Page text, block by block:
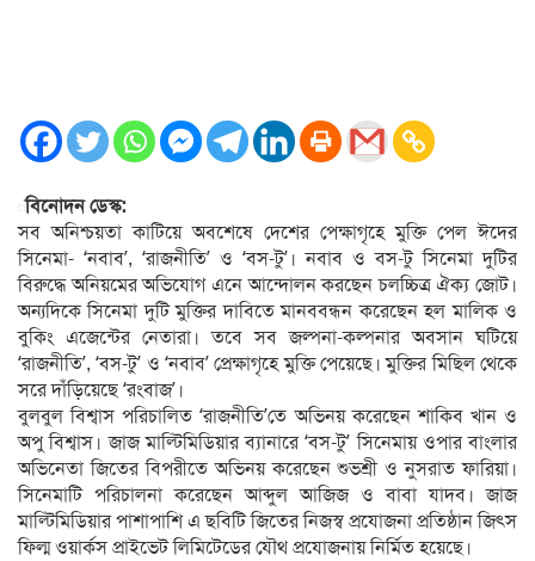
বিনোদন ডেস্ক:
সব অনিশ্চয়তা কাটিয়ে অবশেষে দেশের পেক্ষাগৃহে মুক্তি পেল ঈদের
সিনেমা- ‘নবাব’, ‘রাজনীতি’ ও ‘বস-টু’। নবাব ও বস-টু সিনেমা দুটির
বিরুদ্ধে অনিয়মের অভিযোগ এনে আন্দোলন করছেন চলচ্চিত্র ঐক্য জোট।
অন্যদিকে সিনেমা দুটি মুক্তির দাবিতে মানববন্ধন করেছেন হল মালিক ও
বুকিং এজেন্টের নেতারা। তবে সব জল্পনা-কল্পনার অবসান ঘটিয়ে
‘রাজনীতি’, ‘বস-টু’ ও ‘নবাব’ প্রেক্ষাগৃহে মুক্তি পেয়েছে। মুক্তির মিছিল থেকে
সরে দাঁড়িয়েছে ‘রংবাজ’।
বুলবুল বিশ্বাস পরিচালিত ‘রাজনীতি’তে অভিনয় করেছেন শাকিব খান ও
অপু বিশ্বাস। জাজ মাল্টিমিডিয়ার ব্যানারে ‘বস-টু’ সিনেমায় ওপার বাংলার
অভিনেতা জিতের বিপরীতে অভিনয় করেছেন শুভশ্রী ও নুসরাত ফারিয়া।
সিনেমাটি পরিচালনা করেছেন আব্দুল আজিজ ও বাবা যাদব। জাজ
মাল্টিমিডিয়ার পাশাপাশি এ ছবিটি জিতের নিজস্ব প্রযোজনা প্রতিষ্ঠান জিৎস
ফিল্ম ওয়ার্কস প্রাইভেট লিমিটেডের যৌথ প্রযোজনায় নির্মিত হয়েছে।